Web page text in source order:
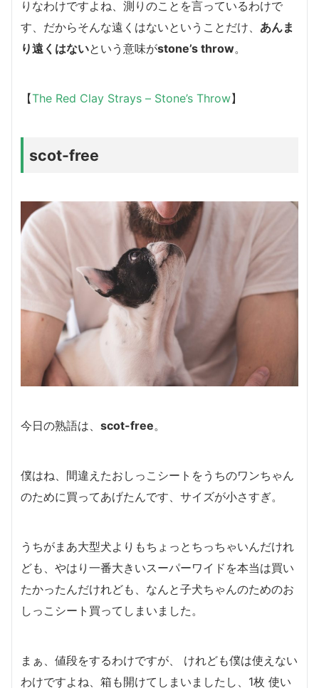
りなわけですよね、測りのことを言っているわけで
す、だからそんな遠くはないということだけ、 あんま
り遠くはないという意味がstone’s throw。
【The Red Clay Strays – Stone’s Throw】
scot-free
今日の熟語は、 scot-free。
僕はね、間違えたおしっこシートをうちのワンちゃん
のために買ってあげたんです、サイズが小さすぎ。
うちがまあ大型犬よりもちょっとちっちゃいんだけれ
ども、やはり一番大きいスーパーワイドを本当は買い
たかったんだけれども、なんと子犬ちゃんのためのお
しっこシート買ってしまいました。
まぁ、値段をするわけですが、 けれども僕は使えない
わけですよね、箱も開けてしまいましたし、1枚 使い